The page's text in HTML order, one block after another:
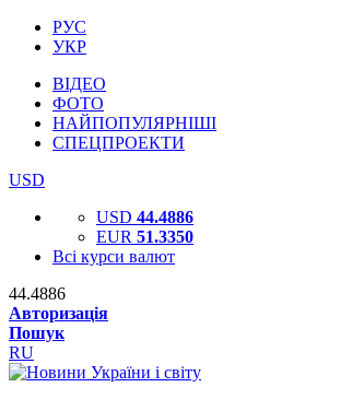
РУС
УКР
ВІДЕО
ФОТО
НАЙПОПУЛЯРНІШІ
СПЕЦПРОЕКТИ
USD
USD 44.4886
EUR 51.3350
Всі курси валют
44.4886
Авторизація
Пошук
RU